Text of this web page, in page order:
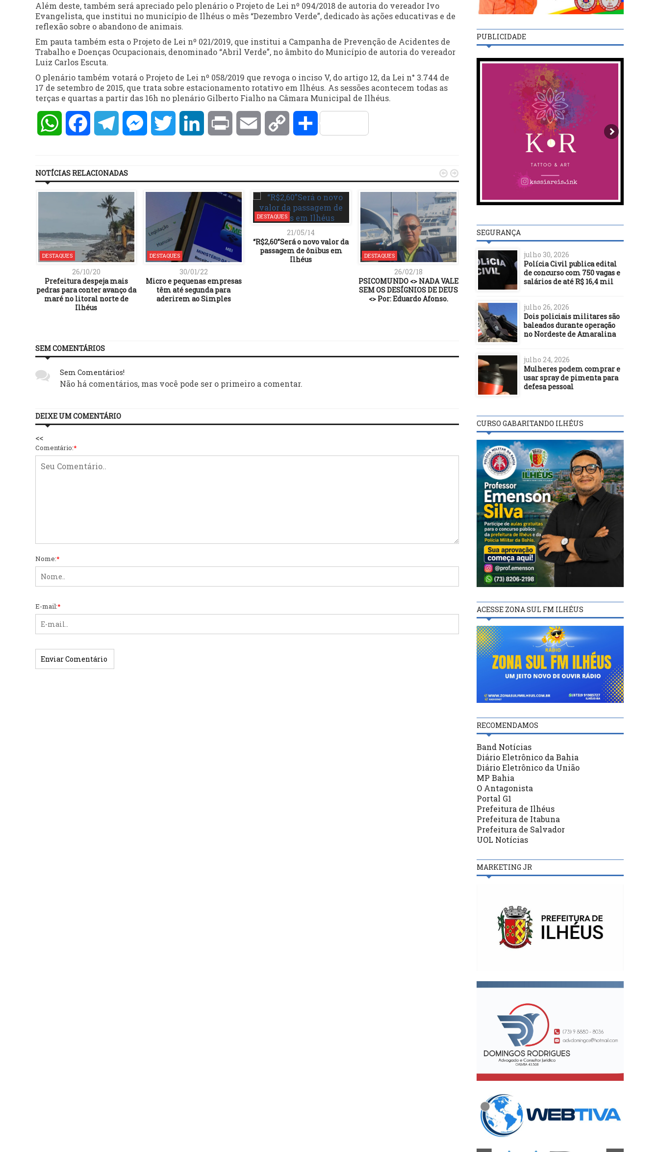
Além deste, também será apreciado pelo plenário o Projeto de Lei nº 094/2018 de autoria do vereador Ivo
Evangelista, que institui no município de Ilhéus o mês “Dezembro Verde”, dedicado às ações educativas e de
reflexão sobre o abandono de animais.
Em pauta também esta o Projeto de Lei nº 021/2019, que institui a Campanha de Prevenção de Acidentes de
Trabalho e Doenças Ocupacionais, denominado “Abril Verde”, no âmbito do Município de autoria do vereador
Luiz Carlos Escuta.
O plenário também votará o Projeto de Lei nº 058/2019 que revoga o inciso V, do artigo 12, da Lei n° 3.744 de
17 de setembro de 2015, que trata sobre estacionamento rotativo em Ilhéus. As sessões acontecem todas as
terças e quartas a partir das 16h no plenário Gilberto Fialho na Câmara Municipal de Ilhéus.
WhatsAppFacebookTelegramMessengerTwitter LinkedInPrint Email Copy Compartilhar
NOTÍCIAS RELACIONADAS
DESTAQUES
26/10/20
Prefeitura despeja mais
pedras para conter avanço da
maré no litoral norte de
Ilhéus
DESTAQUES
30/01/22
Micro e pequenas empresas
têm até segunda para
aderirem ao Simples
DESTAQUES
21/05/14
“R$2,60”Será o novo valor da
passagem de ônibus em
Ilhéus
DESTAQUES
26/02/18
PSICOMUNDO <> NADA VALE
SEM OS DESÍGNIOS DE DEUS
<> Por: Eduardo Afonso.
DESTAQUES
13/05/17
ILHÉUS: Igreja Batista
Lindinópolis realiza
a 19 de maio
28/08/20
ILHÉUS: Projeto de lei
avaliado pela
 
SEM COMENTÁRIOS
Sem Comentários!
Não há comentários, mas você pode ser o primeiro a comentar.
DEIXE UM COMENTÁRIO
<<
Comentário:*
Nome:*
E-mail:*
PUBLICIDADE
SEGURANÇA
julho 30, 2026
Polícia Civil publica edital
de concurso com 750 vagas e
salários de até R$ 16,4 mil
julho 26, 2026
Dois policiais militares são
baleados durante operação
no Nordeste de Amaralina
julho 24, 2026
Mulheres podem comprar e
usar spray de pimenta para
defesa pessoal
CURSO GABARITANDO ILHÉUS
ACESSE ZONA SUL FM ILHÉUS
RECOMENDAMOS
Band Notícias
Diário Eletrônico da Bahia
Diário Eletrônico da União
MP Bahia
O Antagonista
Portal G1
Prefeitura de Ilhéus
Prefeitura de Itabuna
Prefeitura de Salvador
UOL Notícias
MARKETING JR